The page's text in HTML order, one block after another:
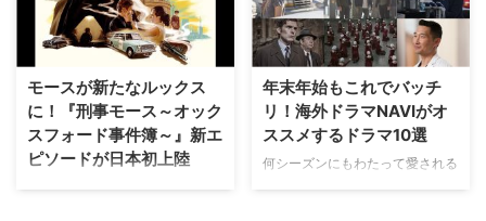
英国ドラマを手掛けたトム・エッ
ジを脚本＆クリエイターとして迎
え、新作スリラードラマを製作す
る。その主要キャストがこのほど
明らかになった。 6話構成の本作
のタイトルは『V…
（土）よりスタートする。 イギ
リスの推理作家コリン・デクスタ
ーが生み出し、シャーロック・ホ
偵」第1位に選ばれたこともある
モース警部。196…
モースが新たなルックス
に！『刑事モース～オック
スフォード事件簿～』新エ
ピソードが日本初上陸
現在NHK BSプレミアムで放送中
年末年始もこれでバッチ
リ！海外ドラマNAVIがオ
ススメするドラマ10選
何シーズンにもわたって愛される